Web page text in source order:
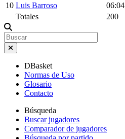
10 Luis Barroso 06:04
Totales
200
DBasket
Normas de Uso
Glosario
Contacto
Búsqueda
Buscar jugadores
Comparador de jugadores